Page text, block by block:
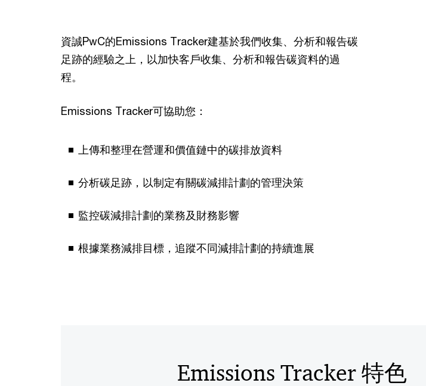
資誠PwC的Emissions Tracker建基於我們收集、分析和報告碳
足跡的經驗之上，以加快客戶收集、分析和報告碳資料的過
程。
Emissions Tracker可協助您：
上傳和整理在營運和價值鏈中的碳排放資料
分析碳足跡，以制定有關碳減排計劃的管理決策
監控碳減排計劃的業務及財務影響
根據業務減排目標，追蹤不同減排計劃的持續進展
Emissions Tracker 特色